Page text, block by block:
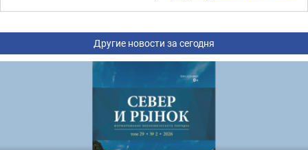
Другие новости за сегодня